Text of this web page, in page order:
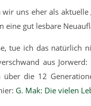
uns eher als aktuelle
eine gut lesbare
tue ich das natürlich
aus
die 12
G. Mak: Die vielen